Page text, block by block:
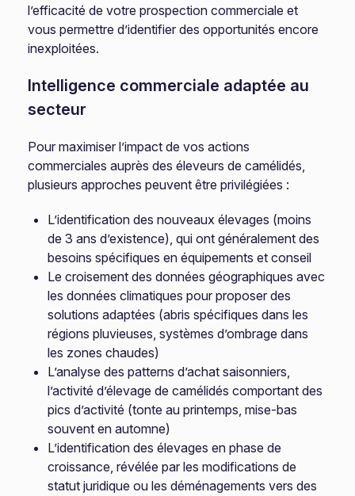
l’efficacité de votre prospection commerciale et
vous permettre d’identifier des opportunités encore
inexploitées.
Intelligence commerciale adaptée au
secteur
Pour maximiser l’impact de vos actions
commerciales auprès des éleveurs de camélidés,
plusieurs approches peuvent être privilégiées :
L’identification des nouveaux élevages (moins
de 3 ans d’existence), qui ont généralement des
besoins spécifiques en équipements et conseil
Le croisement des données géographiques avec
les données climatiques pour proposer des
solutions adaptées (abris spécifiques dans les
régions pluvieuses, systèmes d’ombrage dans
les zones chaudes)
L’analyse des patterns d’achat saisonniers,
l’activité d’élevage de camélidés comportant des
pics d’activité (tonte au printemps, mise-bas
souvent en automne)
L’identification des élevages en phase de
croissance, révélée par les modifications de
statut juridique ou les déménagements vers des